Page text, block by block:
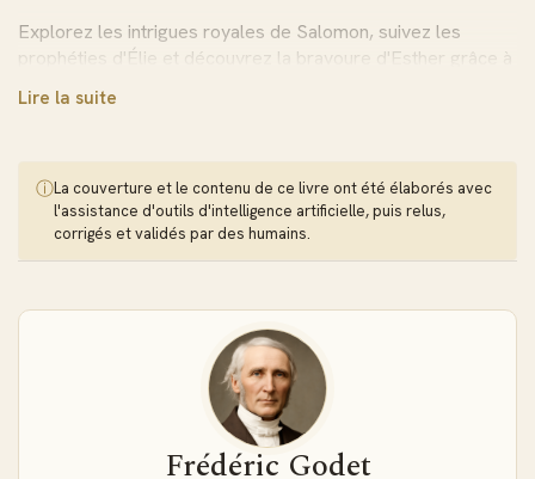
Explorez les intrigues royales de Salomon, suivez les
prophéties d'Élie et découvrez la bravoure d'Esther grâce à
texte s'adapte automatiquement à votre écran, permettant
L'exégèse rigoureuse de Godet, reconnue pour sa
profondeur et son originalité, éclaire chaque passage avec
une intuition remarquable. Les annotations savantes
recherche instantanée, facilitant l'étude comparative et
l'approfondissement thématique.
Emportez cette ressource théologique partout avec
vous et enrichissez votre méditation quotidienne
Lire la suite
ⓘLa couverture et le contenu de ce livre ont été élaborés avec
l'assistance d'outils d'intelligence artificielle, puis relus,
corrigés et validés par des humains.
Frédéric Godet